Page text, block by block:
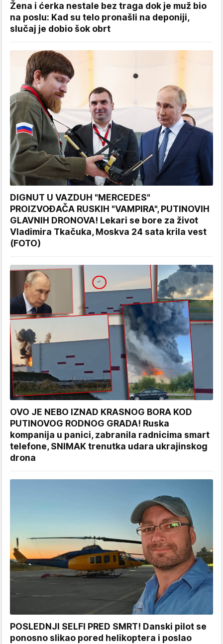
Žena i ćerka nestale bez traga dok je muž bio
na poslu: Kad su telo pronašli na deponiji,
slučaj je dobio šok obrt
DIGNUT U VAZDUH "MERCEDES"
PROIZVOĐAČA RUSKIH "VAMPIRA", PUTINOVIH
GLAVNIH DRONOVA! Lekari se bore za život
Vladimira Tkačuka, Moskva 24 sata krila vest
(FOTO)
OVO JE NEBO IZNAD KRASNOG BORA KOD
PUTINOVOG RODNOG GRADA! Ruska
kompanija u panici, zabranila radnicima smart
telefone, SNIMAK trenutka udara ukrajinskog
drona
POSLEDNJI SELFI PRED SMRT! Danski pilot se
ponosno slikao pored helikoptera i poslao